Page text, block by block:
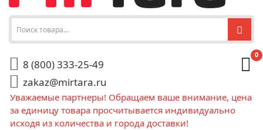
8 (800) 333-25-49
zakaz@mirtara.ru
0
Уважаемые партнеры! Обращаем ваше внимание, цена
за единицу товара просчитывается индивидуально
исходя из количества и города доставки!